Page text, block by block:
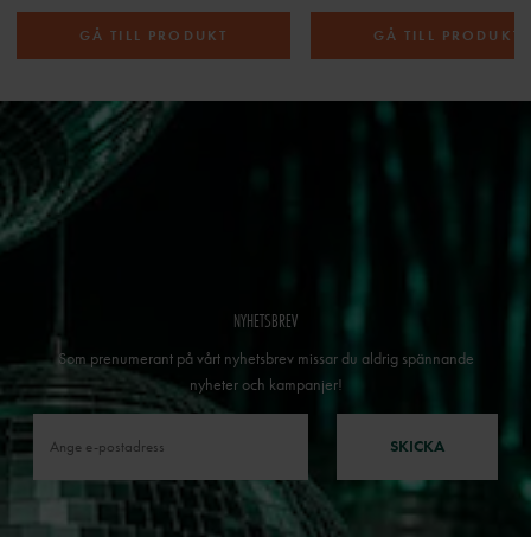
GÅ TILL PRODUKT GÅ TILL PRODUKT
NYHETSBREV
Som prenumerant på vårt nyhetsbrev missar du aldrig spännande
nyheter och kampanjer!
SKICKA